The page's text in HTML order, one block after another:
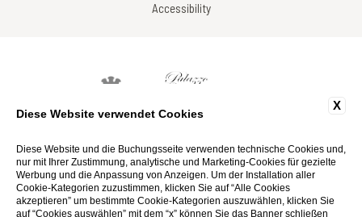
Accessibility
Tel: +39 0577 735666
Fax: +39 0577 739022
Email:info@hotelsanniccolo.com
P.Iva 01116290527
X
Diese Website verwendet Cookies
Diese Website und die Buchungsseite verwenden technische Cookies und,
nur mit Ihrer Zustimmung, analytische und Marketing-Cookies für gezielte
Werbung und die Anpassung von Anzeigen. Um der Installation aller
Cookie-Kategorien zuzustimmen, klicken Sie auf “Alle Cookies
akzeptieren” um bestimmte Cookie-Kategorien auszuwählen, klicken Sie
auf “Cookies auswählen” mit dem “x” können Sie das Banner schließen